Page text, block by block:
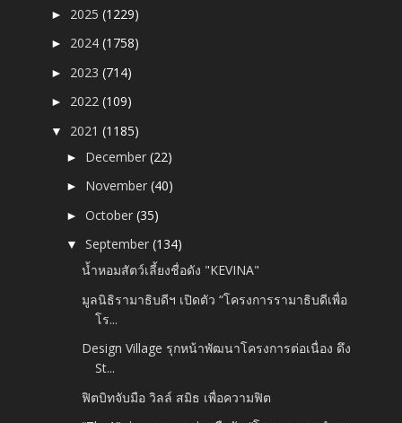
► 2025(1229)
► 2024(1758)
► 2023(714)
► 2022(109)
▼ 2021(1185)
► December(22)
► November(40)
►October(35)
▼September(134)
น้ำหอมสัตว์เลี้ยงชื่อดัง "KEVINA"
มูลนิธิรามาธิบดีฯ เปิดตัว “โครงการรามาธิบดีเพื่อ
โร...
Design Village รุกหน้าพัฒนาโครงการต่อเนื่อง ดึง
St...
ฟิตบิทจับมือ วิลล์ สมิธ เพื่อความฟิต